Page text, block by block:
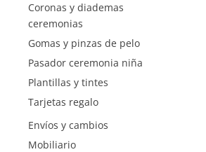
Coronas y diademas
ceremonias
Gomas y pinzas de pelo
Pasador ceremonia niña
Plantillas y tintes
Tarjetas regalo
Envíos y cambios
Mobiliario